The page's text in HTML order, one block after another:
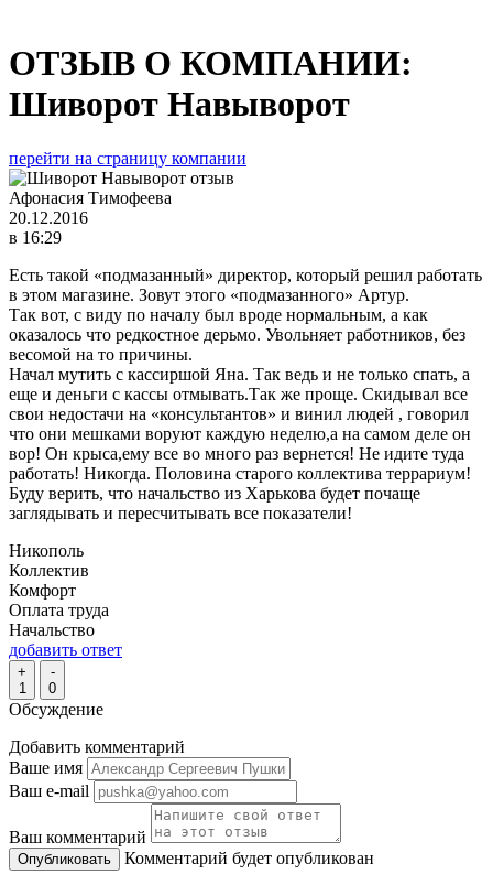
ОТЗЫВ О КОМПАНИИ:
Шиворот Навыворот
перейти на страницу компании
Афонасия Тимофеева
20.12.2016
в 16:29
Есть такой «подмазанный» директор, который решил работать
в этом магазине. Зовут этого «подмазанного» Артур.
Так вот, с виду по началу был вроде нормальным, а как
оказалось что редкостное дерьмо. Увольняет работников, без
весомой на то причины.
Начал мутить с кассиршой Яна. Так ведь и не только спать, а
еще и деньги с кассы отмывать.Так же проще. Скидывал все
свои недостачи на «консультантов» и винил людей , говорил
что они мешками воруют каждую неделю,а на самом деле он
вор! Он крыса,ему все во много раз вернется! Не идите туда
работать! Никогда. Половина старого коллектива террариум!
Буду верить, что начальство из Харькова будет почаще
заглядывать и пересчитывать все показатели!
Никополь
Коллектив
Комфорт
Оплата труда
Начальство
добавить ответ
+
1
-
0
Обсуждение
Добавить комментарий
Ваше имя
Ваш e-mail
Ваш комментарий
Комментарий будет опубликован